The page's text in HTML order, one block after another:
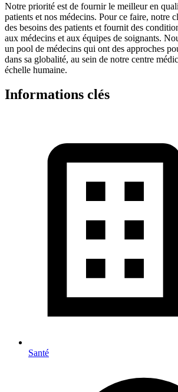
Notre priorité est de fournir le meilleur en
patients et nos médecins. Pour ce faire, notre
des besoins des patients et fournit des
aux médecins et aux équipes de soignants.
un pool de médecins qui ont des approches
dans sa globalité, au sein de notre centre
échelle humaine.
Informations clés
Santé